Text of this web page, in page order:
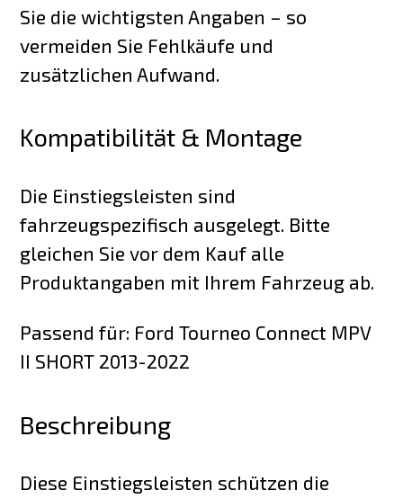
Sie die wichtigsten Angaben – so
vermeiden Sie Fehlkäufe und
zusätzlichen Aufwand.
Kompatibilität & Montage
Die Einstiegsleisten sind
fahrzeugspezifisch ausgelegt. Bitte
gleichen Sie vor dem Kauf alle
Produktangaben mit Ihrem Fahrzeug ab.
Passend für: Ford Tourneo Connect MPV
II SHORT 2013-2022
Beschreibung
Diese Einstiegsleisten schützen die